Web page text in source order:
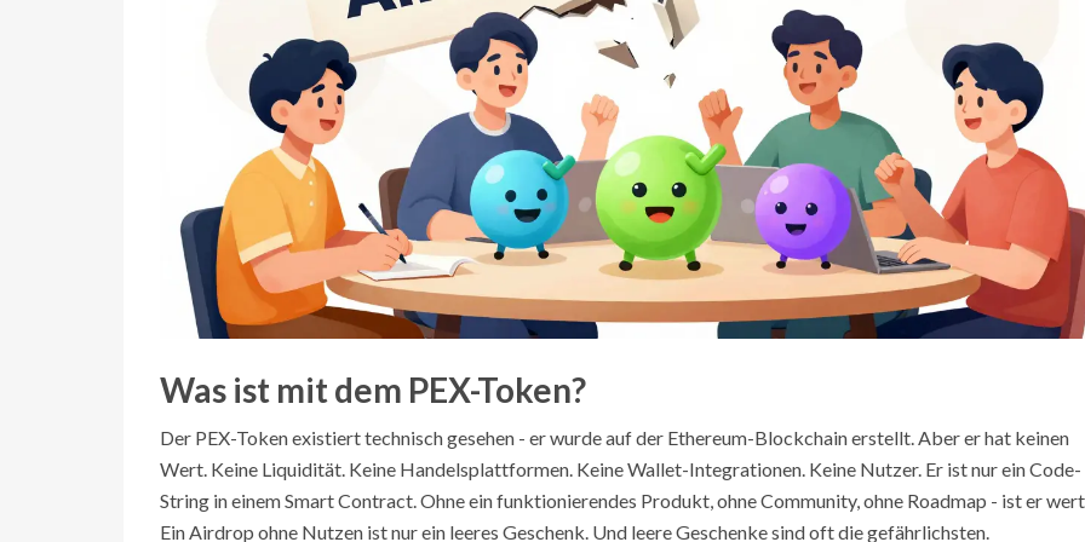
Was ist mit dem PEX-Token?
Der PEX-Token existiert technisch gesehen - er wurde auf der Ethereum-Blockchain erstellt. Aber er hat keinen
Wert. Keine Liquidität. Keine Handelsplattformen. Keine Wallet-Integrationen. Keine Nutzer. Er ist nur ein Code-
String in einem Smart Contract. Ohne ein funktionierendes Produkt, ohne Community, ohne Roadmap - ist er
Ein Airdrop ohne Nutzen ist nur ein leeres Geschenk. Und leere Geschenke sind oft die gefährlichsten.